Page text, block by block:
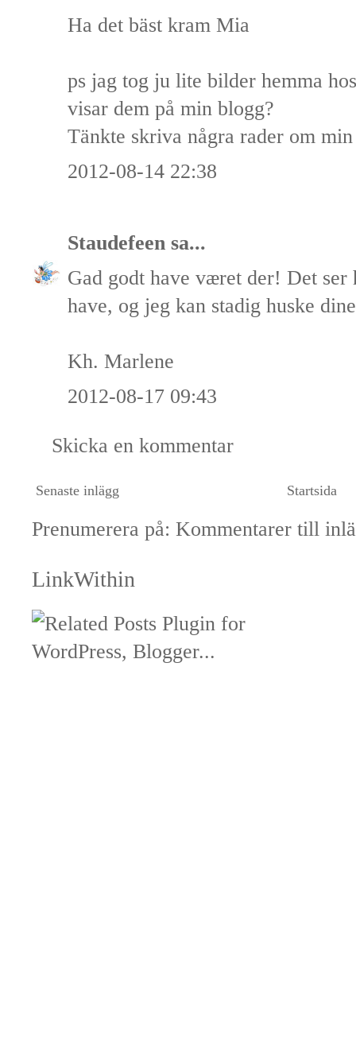
Ha det bäst kram Mia
ps jag tog ju lite bilder hemma
visar dem på min blogg?
Tänkte skriva några rader om
2012-08-14 22:38
Staudefeen sa...
Gad godt have været der! Det
have, og jeg kan stadig huske
Kh. Marlene
2012-08-17 09:43
Skicka en kommentar
Senaste inlägg Startsida
Prenumerera på: Kommentarer till
LinkWithin